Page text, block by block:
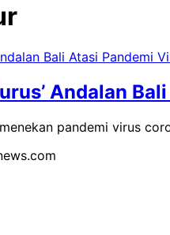
Andalan
pandemi virus